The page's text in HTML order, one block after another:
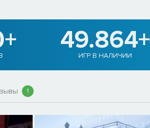
49.864+
ИГР В НАЛИЧИИ
1